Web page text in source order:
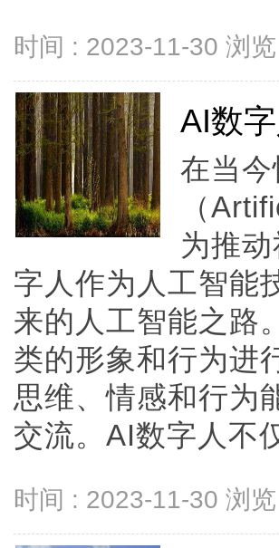
时间 : 2023-11-30 浏览
AI数
在当
（
为推
字人作为人工智能
来的人工智能之路
类的形象和行为进
思维、情感和行为
交流。AI数字人不
时间 : 2023-11-30 浏览